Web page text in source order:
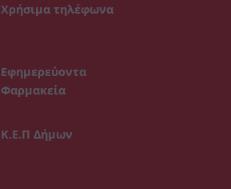
Χρήσιμα τηλέφωνα
Εφημερεύοντα
Φαρμακεία
Κ.Ε.Π Δήμων